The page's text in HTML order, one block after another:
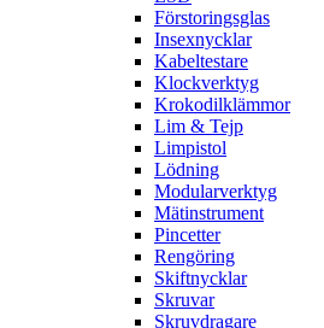
Förstoringsglas
Insexnycklar
Kabeltestare
Klockverktyg
Krokodilklämmor
Lim & Tejp
Limpistol
Lödning
Modularverktyg
Mätinstrument
Pincetter
Rengöring
Skiftnycklar
Skruvar
Skruvdragare